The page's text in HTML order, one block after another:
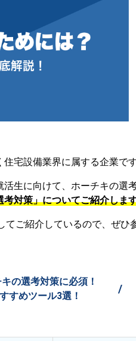
宅設備業界に属する企業です
生に向けて、ホーチキの選
対策」についてご紹介しま
てご紹介しているので、ぜひ
の選考対策に必須！
すめツール3選！
/